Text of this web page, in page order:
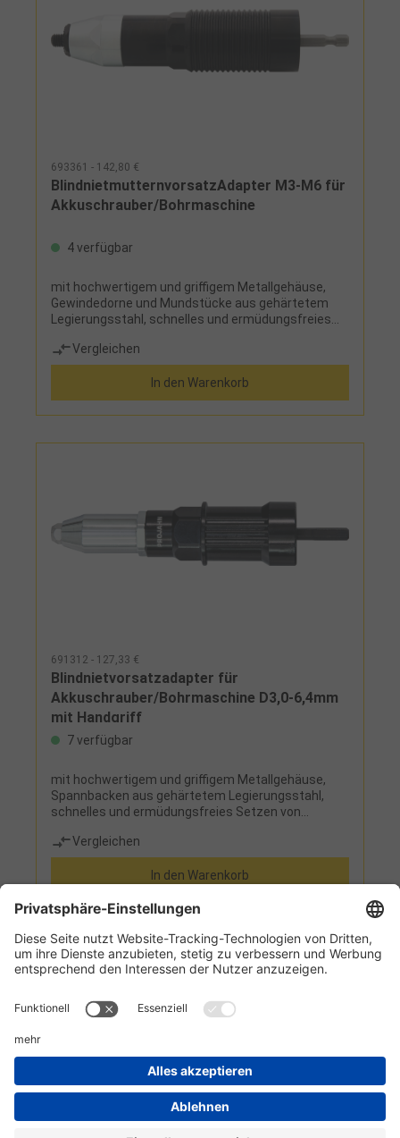
693361 - 142,80 €
BlindnietmutternvorsatzAdapter M3-M6 für
Akkuschrauber/Bohrmaschine
4 verfügbar
mit hochwertigem und griffigem Metallgehäuse,
Gewindedorne und Mundstücke aus gehärtetem
Legierungsstahl, schnelles und ermüdungsfreies
Mundstück und Gewindedorn für Blindnietmuttern
M3, M4, M5 und M6
Vergleichen
In den Warenkorb
691312 - 127,33 €
Blindnietvorsatzadapter für
Akkuschrauber/Bohrmaschine D3,0-6,4mm
mit Handgriff
7 verfügbar
mit hochwertigem und griffigem Metallgehäuse,
Spannbacken aus gehärtetem Legierungsstahl,
schnelles und ermüdungsfreies Setzen von
Nietschaftdurchmesser 3,0-6,4 mm, Handgriff und
Wechselwerkzeug
Vergleichen
In den Warenkorb
Informationen
Kundenservice